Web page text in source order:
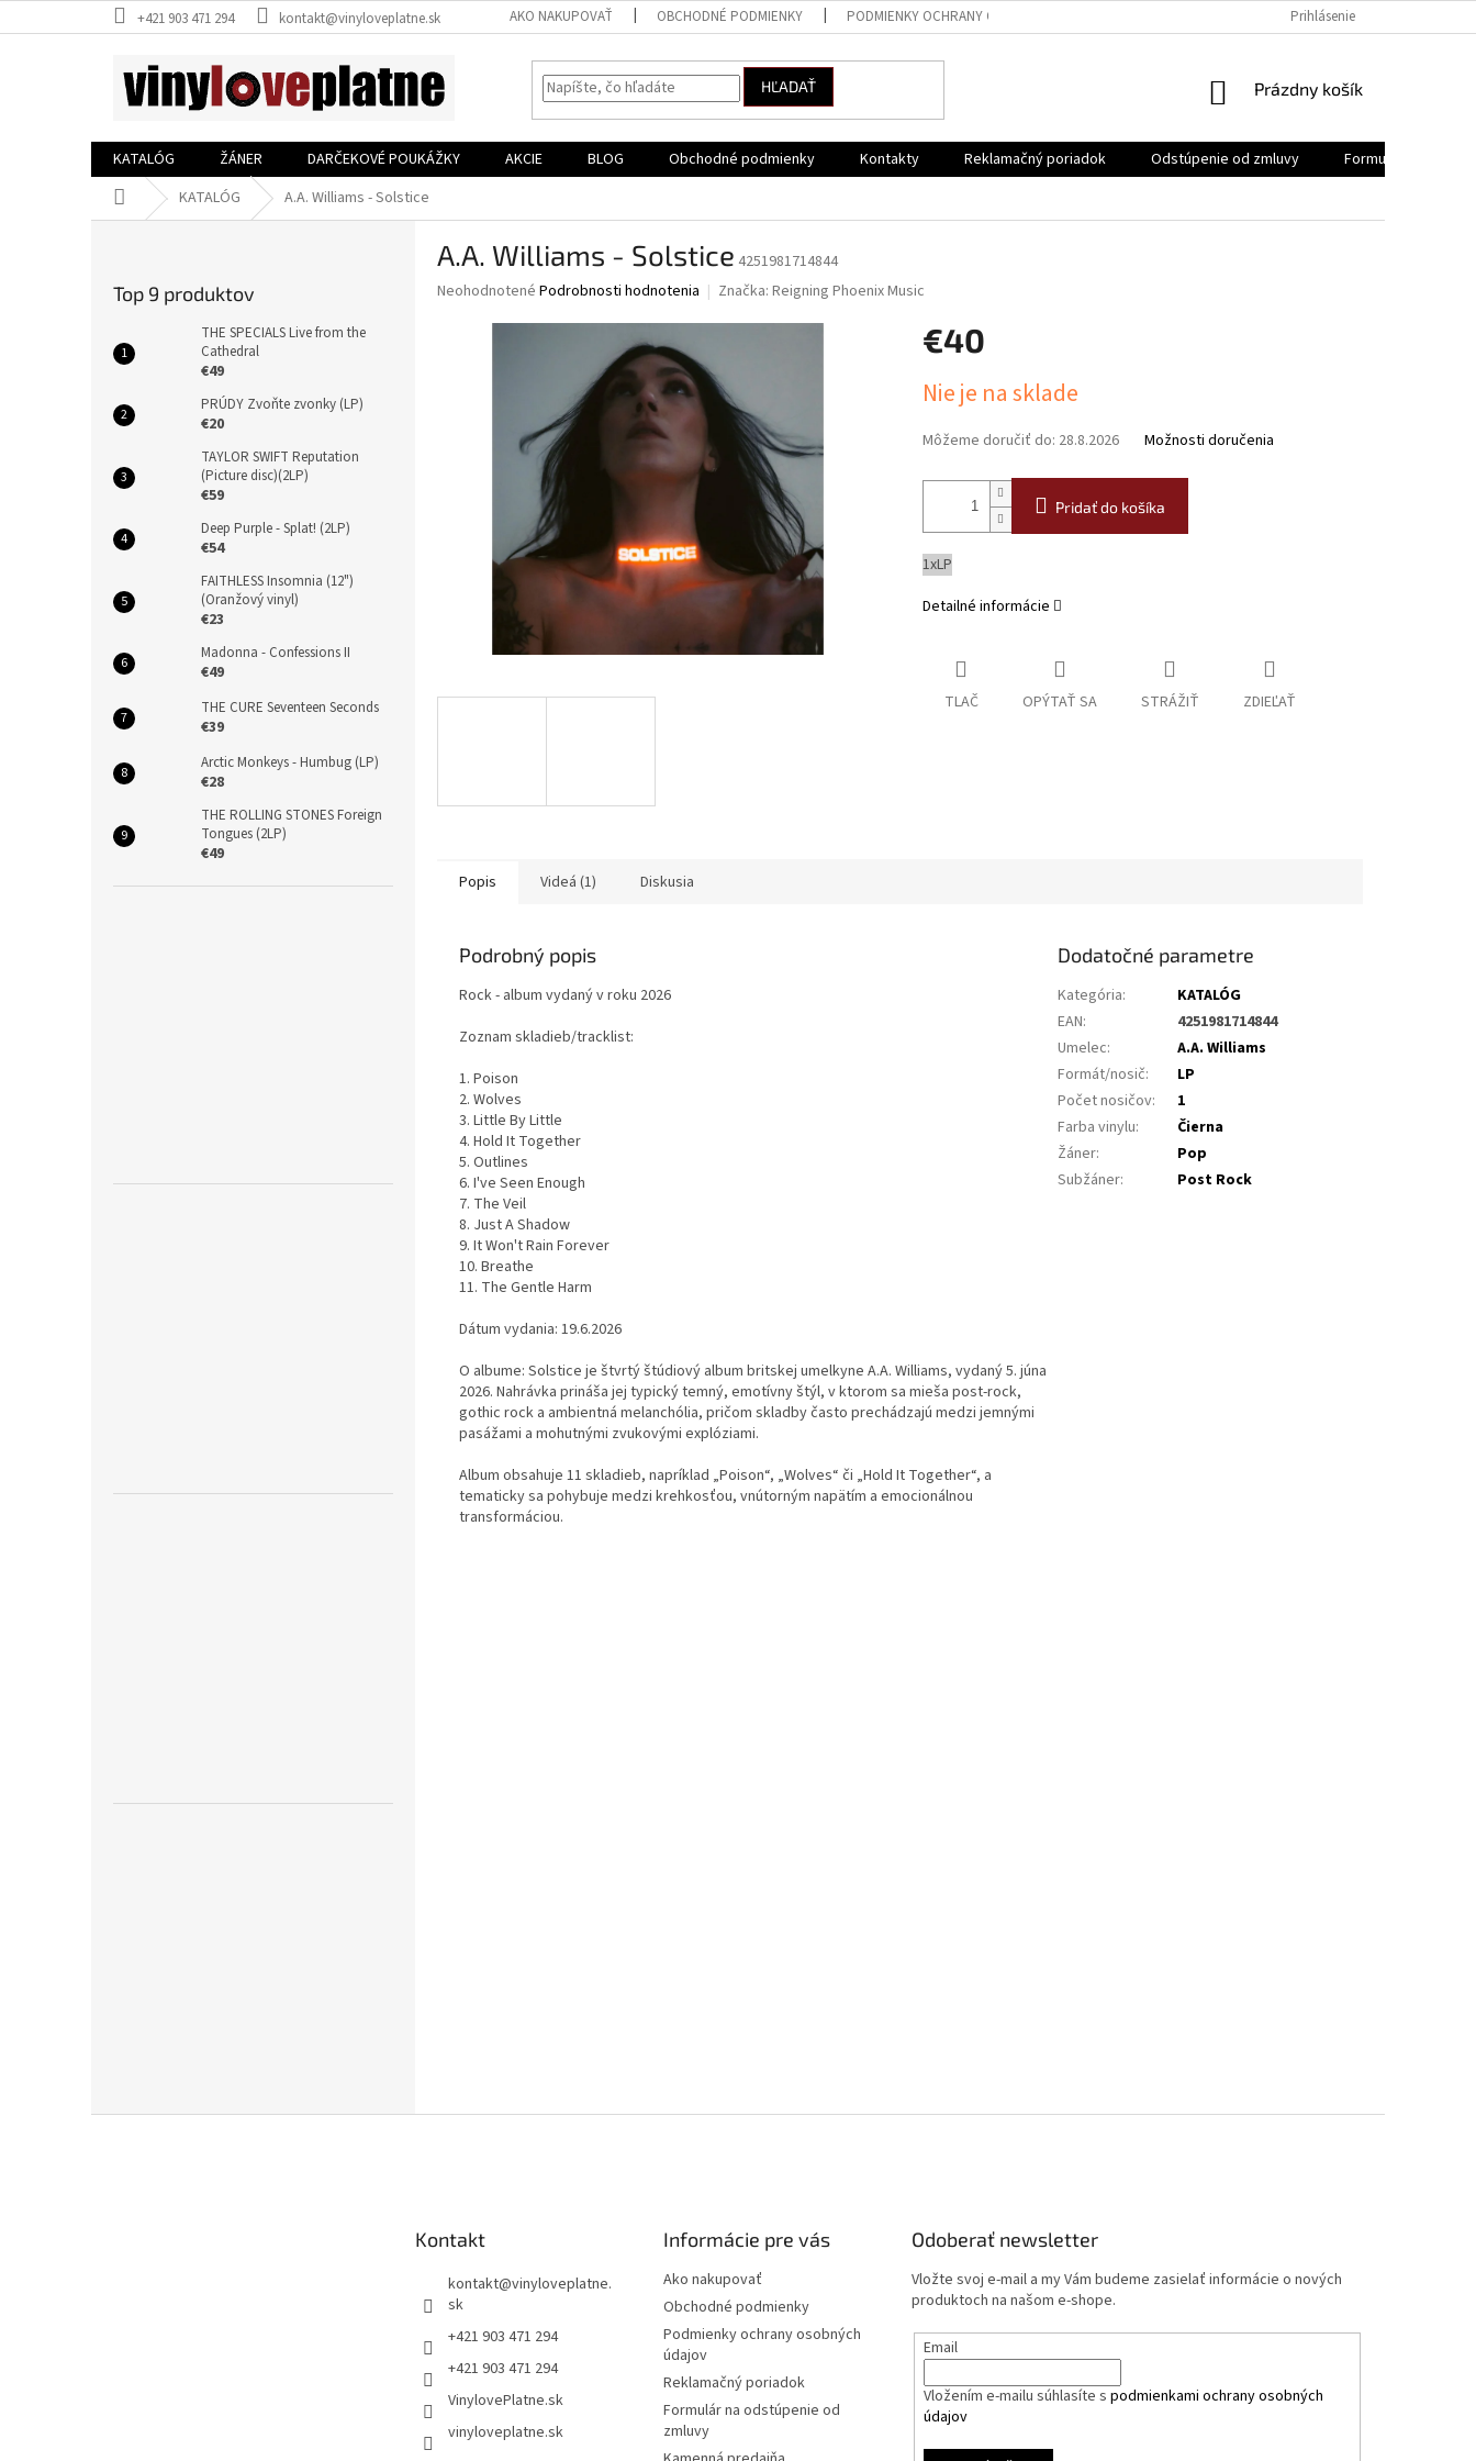
na
+421 903 471 294 kontakt@vinyloveplatne.sk AKO NAKUPOVAŤ OBCHODNÉ PODMIENKY PODMIENKY OCHRANY OSOBNÝCH ÚDAJOV REKLAMAČNÝ PORIADOK FORMULÁR NA
Prihlásenie
HĽADAŤ
NÁKUPNÝ
Prázdny košík
KATALÓG ŽÁNER DARČEKOVÉ POUKÁŽKY AKCIE BLOG Obchodné podmienky Kontakty Reklamačný poriadok Odstúpenie od zmluvy
Formulár na
DomovKATALÓG A.A. Williams - Solstice
Top 9 produktov
THE SPECIALS Live from the
Cathedral
€49
PRÚDY Zvoňte zvonky (LP)
€20
TAYLOR SWIFT Reputation
(Picture disc)(2LP)
€59
Deep Purple - Splat! (2LP)
€54
FAITHLESS Insomnia (12")
(Oranžový vinyl)
€23
Madonna - Confessions II
€49
THE CURE Seventeen Seconds
€39
Arctic Monkeys - Humbug (LP)
€28
THE ROLLING STONES Foreign
Tongues (2LP)
€49
A.A. Williams - Solstice 4251981714844
Priemerné
Neohodnotené Podrobnosti hodnotenia Značka: Reigning Phoenix Music
€40
cena:
Nie je na sklade
Môžeme doručiť do: 28.8.2026 Možnosti doručenia
Pridať do košíka
1xLP
Detailné informácie
TLAČ OPÝTAŤ SA STRÁŽIŤ ZDIEĽAŤ
Popis Videá (1) Diskusia
Podrobný popis
Rock - album vydaný v roku 2026
Zoznam skladieb/tracklist:
1. Poison
2. Wolves
3. Little By Little
4. Hold It Together
5. Outlines
6. I've Seen Enough
7. The Veil
8. Just A Shadow
9. It Won't Rain Forever
10. Breathe
11. The Gentle Harm
Dátum vydania: 19.6.2026
O albume: Solstice je štvrtý štúdiový album britskej umelkyne A.A. Williams, vydaný 5. júna
2026. Nahrávka prináša jej typický temný, emotívny štýl, v ktorom sa mieša post-rock,
gothic rock a ambientná melanchólia, pričom skladby často prechádzajú medzi jemnými
pasážami a mohutnými zvukovými explóziami.
Album obsahuje 11 skladieb, napríklad „Poison“, „Wolves“ či „Hold It Together“, a
tematicky sa pohybuje medzi krehkosťou, vnútorným napätím a emocionálnou
transformáciou.
Dodatočné parametre
Kategória:
KATALÓG
EAN:
4251981714844
Umelec:
A.A. Williams
Formát/nosič:
LP
Počet nosičov:
1
Farba vinylu:
Čierna
Žáner:
Pop
Subžáner: Post Rock
Kontakt
kontakt@vinyloveplatne.
sk
+421 903 471 294
+421 903 471 294
VinylovePlatne.sk
vinyloveplatne.sk
Informácie pre vás
Ako nakupovať
Obchodné podmienky
Podmienky ochrany osobných
údajov
Reklamačný poriadok
Formulár na odstúpenie od
zmluvy
Odoberať newsletter
Vložte svoj e-mail a my Vám budeme zasielať informácie o nových
produktoch na našom e-shope.
Email
Vložením e-mailu súhlasíte spodmienkami ochrany osobných
údajov